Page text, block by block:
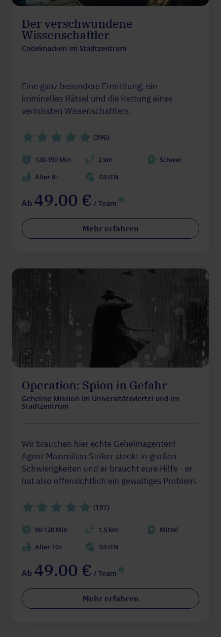
Der verschwundene
Wissenschaftler
Codeknacken im Stadtzentrum
Eine ganz besondere Ermittlung, ein
kriminelles Rätsel und die Rettung eines
vermissten Wissenschaftlers.
(396)
120-150 Min 2 km
Schwer
Alter 8+
DE/EN
Ab 49.00 € / Team
Mehr erfahren
Operation: Spion in Gefahr
Geheime Mission im Universitätsviertel und im
Stadtzentrum
Wir brauchen hier echte Geheimagenten!
Agent Maximilian Striker steckt in großen
Schwierigkeiten und er braucht eure Hilfe - er
hat also offensichtlich ein gewaltiges Problem.
(197)
90-120 Min 1,5 km
Mittel
Alter 10+
DE/EN
Ab 49.00 € / Team
Mehr erfahren